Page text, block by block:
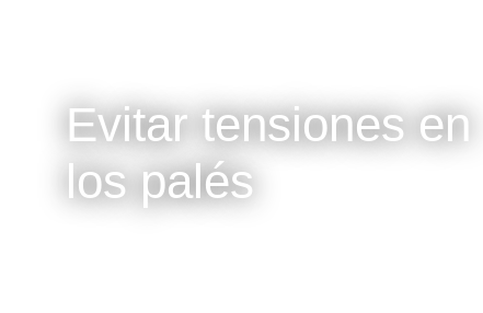
Evitar tensiones en
los palés